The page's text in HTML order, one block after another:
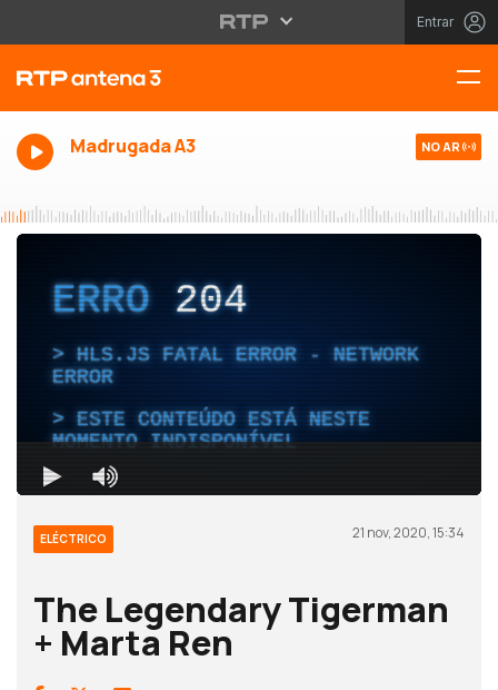
Entrar
Madrugada A3 NO AR
ELÉCTRICO 21 nov, 2020, 15:34
The Legendary Tigerman
+ Marta Ren